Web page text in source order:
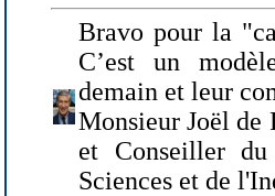
Bravo pour la
C’est un
demain et leur
Monsieur Joël de
et Conseiller
Sciences et de